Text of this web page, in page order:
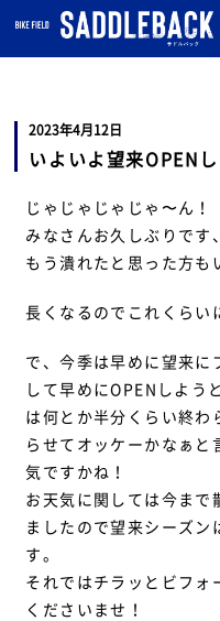
2023年4月12日
いよいよ望来OPENし
じゃじゃじゃじゃ〜ん！
みなさんお久しぶりです
もう潰れたと思った方
長くなるのでこれくら
で、今季は早めに望来に
して早めにOPENしよう
は何とか半分くらい終わ
らせてオッケーかなぁと
気ですかね！
お天気に関しては今まで
ましたので望来シーズン
す。
それではチラッとビフォ
くださいませ！